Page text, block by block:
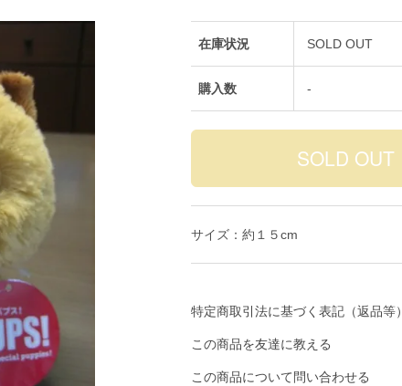
在庫状況 SOLD OUT
購入数 -
サイズ：約１５cm
特定商取引法に基づく表記（返品等）
この商品を友達に教える
この商品について問い合わせる